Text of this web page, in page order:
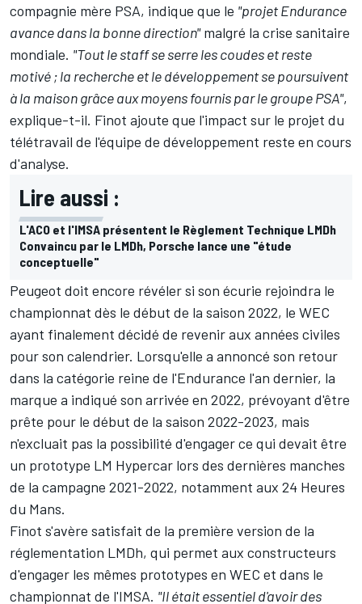
compagnie mère PSA, indique que le "projet Endurance
avance dans la bonne direction"malgré la crise sanitaire
mondiale. "Tout le staff se serre les coudes et reste
motivé ; la recherche et le développement se poursuivent
à la maison grâce aux moyens fournis par le groupe PSA",
explique-t-il. Finot ajoute que l'impact sur le projet du
télétravail de l'équipe de développement reste en cours
d'analyse.
Lire aussi :
L'ACO et l'IMSA présentent le Règlement Technique LMDh
Convaincu par le LMDh, Porsche lance une "étude
conceptuelle"
Peugeot doit encore révéler si son écurie rejoindra le
championnat dès le début de la saison 2022, le WEC
ayant finalement décidé de revenir aux années civiles
pour son calendrier. Lorsqu'elle a annoncé son retour
dans la catégorie reine de l'Endurance l'an dernier, la
marque a indiqué son arrivée en 2022, prévoyant d'être
prête pour le début de la saison 2022-2023, mais
n'excluait pas la possibilité d'engager ce qui devait être
un prototype LM Hypercar lors des dernières manches
de la campagne 2021-2022, notamment aux 24 Heures
du Mans.
Finot s'avère satisfait de la première version de la
réglementation LMDh, qui permet aux constructeurs
d'engager les mêmes prototypes en WEC et dans le
championnat de l'IMSA. "Il était essentiel d'avoir des